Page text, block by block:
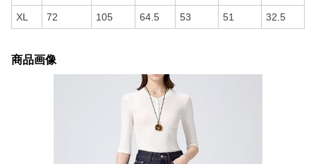
XL 72 105 64.5 53 51 32.5
商品画像